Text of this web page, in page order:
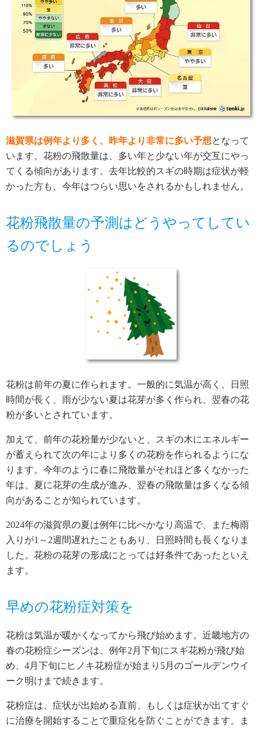
滋賀県は例年より多く、昨年より非常に多い予想となって
います。花粉の飛散量は、多い年と少ない年が交互にやっ
てくる傾向があります。去年比較的スギの時期は症状が軽
かった方も、今年はつらい思いをされるかもしれません。
花粉飛散量の予測はどうやってしてい
るのでしょう
花粉は前年の夏に作られます。一般的に気温が高く、日照
時間が長く、雨が少ない夏は花芽が多く作られ、翌春の花
粉が多いとされています。
加えて、前年の花粉量が少ないと、スギの木にエネルギー
が蓄えられて次の年により多くの花粉を作られるようにな
ります。今年のように春に飛散量がそれほど多くなかった
年は、夏に花芽の生成が進み、翌春の飛散量は多くなる傾
向があることが知られています。
2024年の滋賀県の夏は例年に比べかなり高温で、また梅雨
入りが1～2週間遅れたこともあり、日照時間も長くなりま
した。花粉の花芽の形成にとっては好条件であったといえ
ます。
早めの花粉症対策を
花粉は気温が暖かくなってから飛び始めます。近畿地方の
春の花粉症シーズンは、例年2月下旬にスギ花粉が飛び始
め、4月下旬にヒノキ花粉症が始まり5月のゴールデンウイ
ーク明けまで続きます。
花粉症は、症状が出始める直前、もしくは症状が出てすぐ
に治療を開始することで重症化を防ぐことができます。ま